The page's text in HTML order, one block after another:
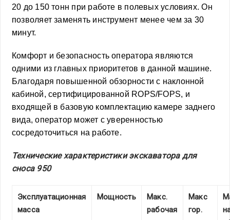
20 до 150 тонн при работе в полевых условиях. Он
позволяет заменять инструмент менее чем за 30
минут.
Комфорт и безопасность оператора являются
одними из главных приоритетов в данной машине.
Благодаря повышенной обзорности с наклонной
кабиной, сертифицированной ROPS/FOPS, и
входящей в базовую комплектацию камере заднего
вида, оператор может с уверенностью
сосредоточиться на работе.
Технические характеристики экскаватора для
сноса 950
Эксплуатационная
масса
Мощность
Макс.
рабочая
Макс
гор.